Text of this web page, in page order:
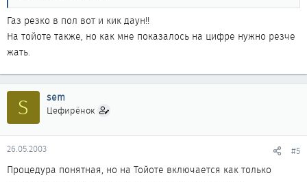
Газ резко в пол вот и кик даун!!
На тойоте также, но как мне показалось на цифре нужно резче
жать.
S sem
Цефирёнок
26.05.2003 #5
Процедура понятная, но на Тойоте включается как только